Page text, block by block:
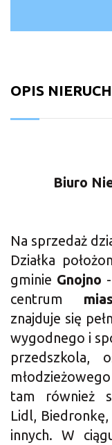
OPIS
Biuro
Na sprzedaż
Działka
gminie Gnojno
centrum
znajduje się
wygodnego i
przedszkola,
tam również
Lidl,
innych. W